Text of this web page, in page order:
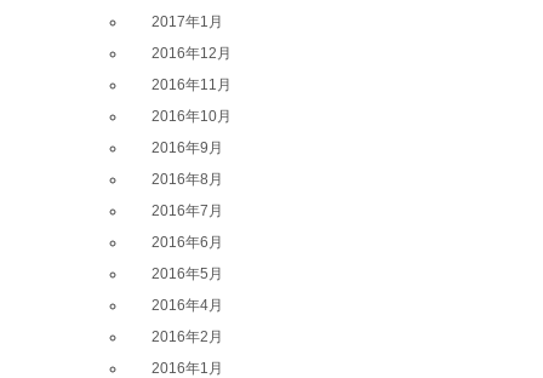
2017年1月
2016年12月
2016年11月
2016年10月
2016年9月
2016年8月
2016年7月
2016年6月
2016年5月
2016年4月
2016年2月
2016年1月